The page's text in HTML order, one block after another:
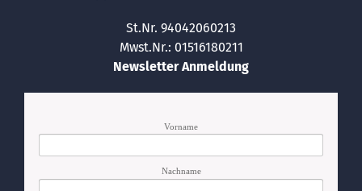
St.Nr. 94042060213
Mwst.Nr.: 01516180211
Newsletter Anmeldung
Vorname
Nachname